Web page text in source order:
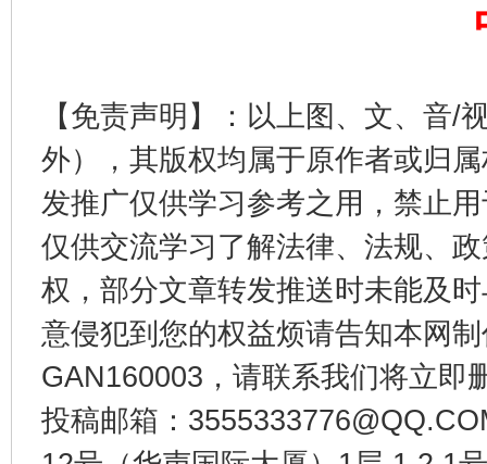
【免责声明】：以上图、文、音/
外），其版权均属于原作者或归
发推广仅供学习参考之用，禁止
仅供交流学习了解法律、法规、
权，部分文章转发推送时未能及
意侵犯到您的权益烦请告知本网
GAN160003，请联系我们将立即
投稿邮箱：
千年窑火 生生不息 一
揭开“小金库”的免责幌子